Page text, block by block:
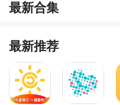
3、推荐朋友使用百宝
值省钱只为您
小编评价
1、有海量丰富的商品
最新合集
最新推荐